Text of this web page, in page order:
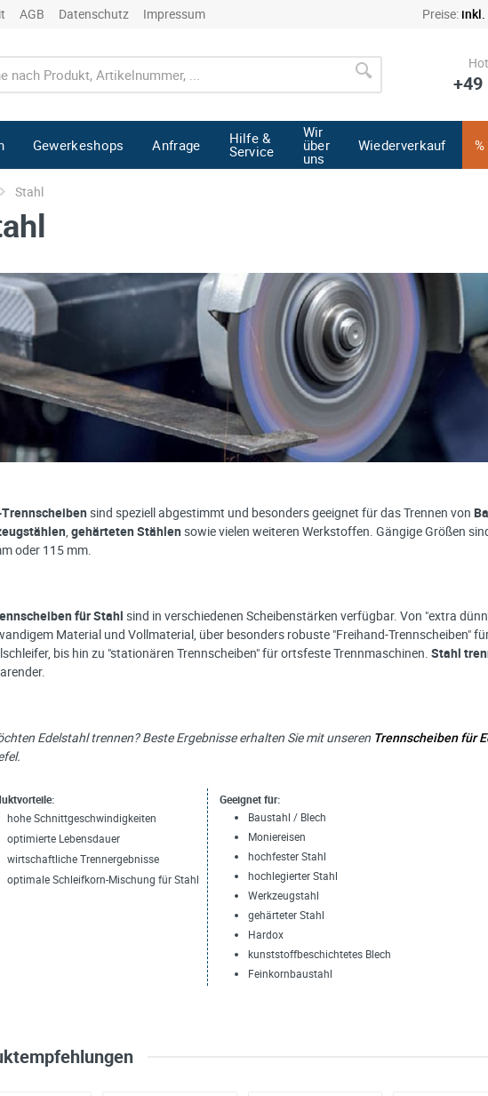
AGB Datenschutz Impressum Preise: inkl.
+49
Gewerkeshops Anfrage Hilfe &
Service
Wir
über
uns
Wiederverkauf
Stahl
sind speziell abgestimmt und besonders geeignet für das Trennen von
, gehärteten Stählen sowie vielen weiteren Werkstoffen. Gängige Größen
oder 115 mm.
für Stahl sind in verschiedenen Scheibenstärken verfügbar. Von "extra
Material und Vollmaterial, über besonders robuste "Freihand-Trennscheiben"
bis hin zu "stationären Trennscheiben" für ortsfeste Trennmaschinen. Stahl
Edelstahl trennen?Beste Ergebnisse erhalten Sie mit unseren Trennscheiben für
hohe Schnittgeschwindigkeiten
optimierte Lebensdauer
wirtschaftliche Trennergebnisse
optimale Schleifkorn-Mischung für Stahl
Geeignet für:
Baustahl / Blech
Moniereisen
hochfester Stahl
hochlegierter Stahl
Werkzeugstahl
gehärteter Stahl
Hardox
kunststoffbeschichtetes Blech
Feinkornbaustahl